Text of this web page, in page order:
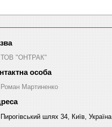
ТОВ "ОНТРАК"
Роман Мартиненко
Пирогівський шлях 34, Київ, Україна